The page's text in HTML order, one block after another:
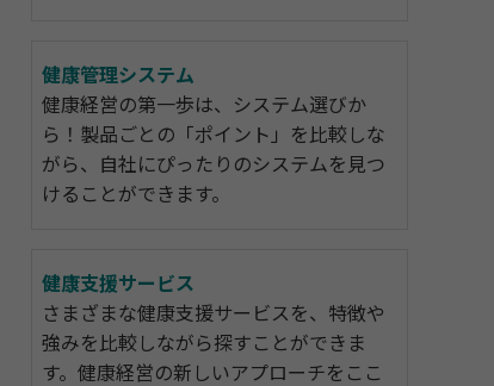
健康管理システム
健康経営の第一歩は、システム選びか
ら！製品ごとの「ポイント」を比較しな
がら、自社にぴったりのシステムを見つ
けることができます。
健康支援サービス
さまざまな健康支援サービスを、特徴や
強みを比較しながら探すことができま
す。健康経営の新しいアプローチをここ